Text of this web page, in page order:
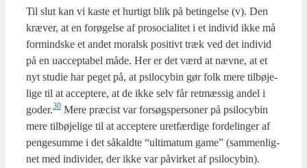
Til slut kan vi kaste et hur­tigt blik på betin­gel­se (v). Den
kræ­ver, at en for­ø­gel­se af pro­so­ci­a­li­tet i et indi­vid ikke må
for­mind­ske et andet moralsk posi­tivt træk ved det indi­vid
på en uac­cep­ta­bel måde. Her er det værd at næv­ne, at et
nyt stu­die har peget på, at psi­lo­cy­bin gør folk mere til­bø­je­
li­ge til at accep­te­re, at de ikke selv får ret­mæs­sig andel i
goder.30 Mere præ­cist var for­søgs­per­so­ner på psi­lo­cy­bin
mere til­bø­je­li­ge til at accep­te­re uret­fær­di­ge for­de­lin­ger af
pen­ge­sum­me i det såkald­te “ulti­ma­tum game” (sam­men­lig­
net med indi­vi­der, der ikke var påvir­ket af psi­lo­cy­bin).